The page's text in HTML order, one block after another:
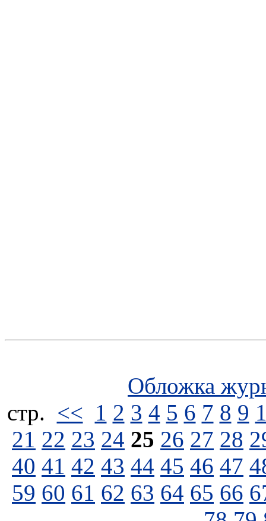
Обложка
стp. << 1 2 3 4 5 6 7 8 9
21 22 23 24 25 26 27 28
40 41 42 43 44 45 46 47
59 60 61 62 63 64 65 66